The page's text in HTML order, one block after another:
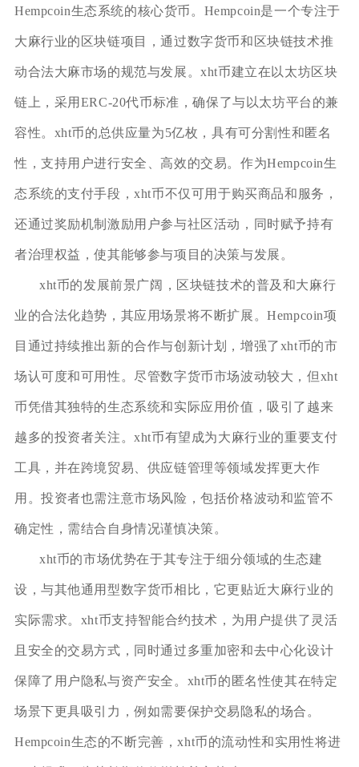
Hempcoin生态系统的核心货币。Hempcoin是一个专注于
大麻行业的区块链项目，通过数字货币和区块链技术推
动合法大麻市场的规范与发展。xht币建立在以太坊区块
链上，采用ERC-20代币标准，确保了与以太坊平台的兼
容性。xht币的总供应量为5亿枚，具有可分割性和匿名
性，支持用户进行安全、高效的交易。作为Hempcoin生
态系统的支付手段，xht币不仅可用于购买商品和服务，
还通过奖励机制激励用户参与社区活动，同时赋予持有
者治理权益，使其能够参与项目的决策与发展。
xht币的发展前景广阔，区块链技术的普及和大麻行
业的合法化趋势，其应用场景将不断扩展。Hempcoin项
目通过持续推出新的合作与创新计划，增强了xht币的市
场认可度和可用性。尽管数字货币市场波动较大，但xht
币凭借其独特的生态系统和实际应用价值，吸引了越来
越多的投资者关注。xht币有望成为大麻行业的重要支付
工具，并在跨境贸易、供应链管理等领域发挥更大作
用。投资者也需注意市场风险，包括价格波动和监管不
确定性，需结合自身情况谨慎决策。
xht币的市场优势在于其专注于细分领域的生态建
设，与其他通用型数字货币相比，它更贴近大麻行业的
实际需求。xht币支持智能合约技术，为用户提供了灵活
且安全的交易方式，同时通过多重加密和去中心化设计
保障了用户隐私与资产安全。xht币的匿名性使其在特定
场景下更具吸引力，例如需要保护交易隐私的场合。
Hempcoin生态的不断完善，xht币的流动性和实用性将进